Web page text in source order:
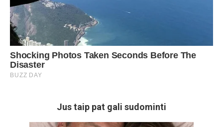
Jus taip pat gali sudominti